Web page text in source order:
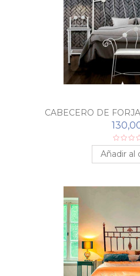
CABECERO DE
Añadir al